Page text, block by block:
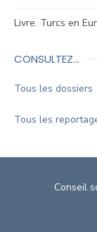
Livre. Turcs en
CONSULTEZ…
Tous les dossiers
Tous les
Conseil